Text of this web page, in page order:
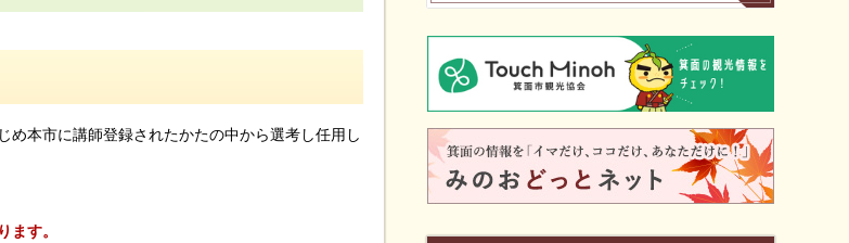
本市に講師登録されたかたの中から選考し任用し
ます。